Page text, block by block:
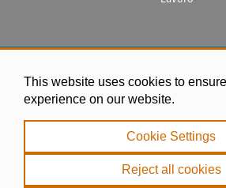
This website uses cookies to
experience on our website.
Cookie Settings
Reject all cookies
Note legali
|
Politica sui Cookie